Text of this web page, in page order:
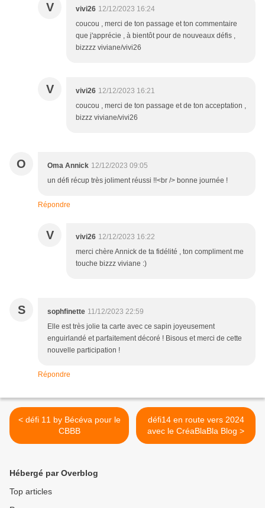
V vivi26 12/12/2023 16:24
coucou , merci de ton passage et ton commentaire
que j'apprécie , à bientôt pour de nouveaux défis ,
bizzzz viviane/vivi26
V vivi26 12/12/2023 16:21
coucou , merci de ton passage et de ton acceptation ,
bizzz viviane/vivi26
O Oma Annick 12/12/2023 09:05
un défi récup très joliment réussi !!<br /> bonne journée !
Répondre
V vivi26 12/12/2023 16:22
merci chère Annick de ta fidélité , ton compliment me
touche bizzz viviane :)
S sophfinette 11/12/2023 22:59
Elle est très jolie ta carte avec ce sapin joyeusement
enguirlandé et parfaitement décoré ! Bisous et merci de cette
nouvelle participation !
Répondre
< défi 11 by Bécéva pour le
CBBB
défi14 en route vers 2024
avec le CréaBlaBla Blog >
Hébergé par Overblog
Top articles